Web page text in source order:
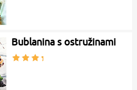
Bublanina s ostružinami